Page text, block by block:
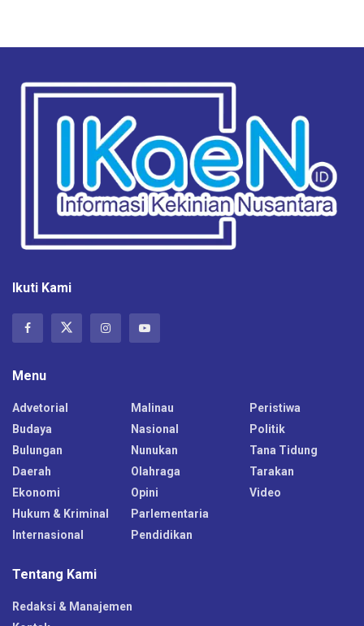
Ikuti Kami
Menu
Advetorial
Budaya
Bulungan
Daerah
Ekonomi
Hukum & Kriminal
Internasional
Malinau
Nasional
Nunukan
Olahraga
Opini
Parlementaria
Pendidikan
Peristiwa
Politik
Tana Tidung
Tarakan
Video
Tentang Kami
Redaksi & Manajemen